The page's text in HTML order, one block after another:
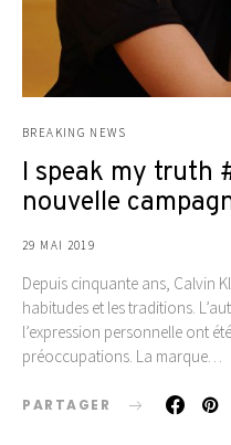
BREAKING NEWS
I speak my truth
nouvelle
29 MAI 2019
Depuis cinquante ans, Calvin
habitudes et les traditions.
l’expression personnelle ont
préoccupations. La marque…
PARTAGER